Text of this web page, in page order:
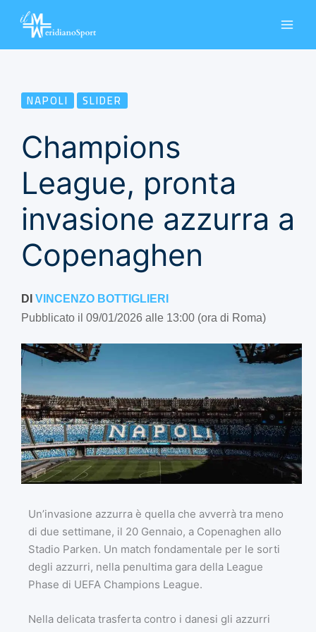
NAPOLI SLIDER
Champions
League, pronta
invasione azzurra a
Copenaghen
DI VINCENZO BOTTIGLIERI
Pubblicato il 09/01/2026 alle 13:00 (ora di Roma)
Un’invasione azzurra è quella che avverrà tra meno
di due settimane, il 20 Gennaio, a Copenaghen allo
Stadio Parken. Un match fondamentale per le sorti
degli azzurri, nella penultima gara della League
Phase di UEFA Champions League.
Nella delicata trasferta contro i danesi gli azzurri